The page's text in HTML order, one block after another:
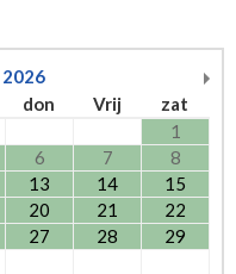
2026
don Vrij
zat
1
6 7
8
13 14
15
20 21
22
27 28
29